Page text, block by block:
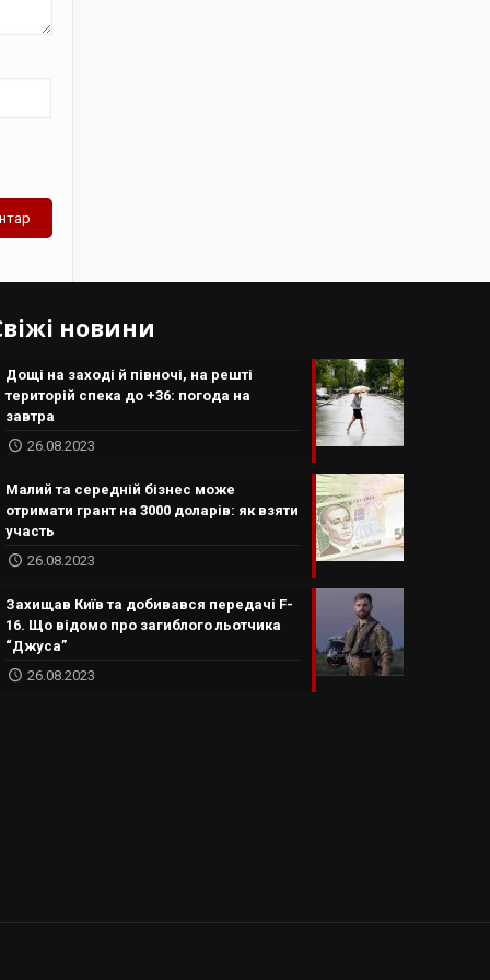
новини
Дощі на заході й півночі, на решті
територій спека до +36: погода на
завтра
26.08.2023
Малий та середній бізнес може
отримати грант на 3000 доларів: як взяти
участь
26.08.2023
Захищав Київ та добивався передачі F-
16. Що відомо про загиблого льотчика
“Джуса”
26.08.2023